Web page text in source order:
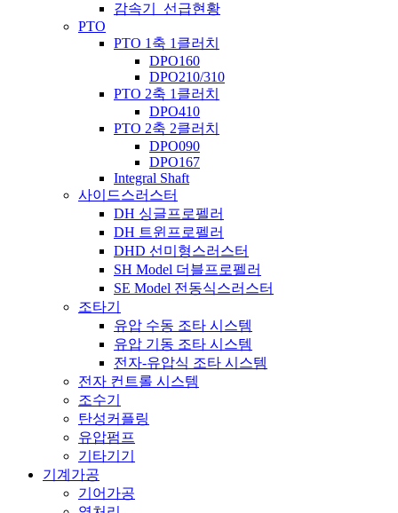
감속기_선급현황
PTO
PTO 1축 1클러치
DPO160
DPO210/310
PTO 2축 1클러치
DPO410
PTO 2축 2클러치
DPO090
DPO167
Integral Shaft
사이드스러스터
DH 싱글프로펠러
DH 트윈프로펠러
DHD 선미형스러스터
SH Model 더블프로펠러
SE Model 전동식스러스터
조타기
유압 수동 조타 시스템
유압 기동 조타 시스템
전자-유압식 조타 시스템
전자 컨트롤 시스템
조수기
탄성커플링
유압펌프
기타기기
기계가공
기어가공